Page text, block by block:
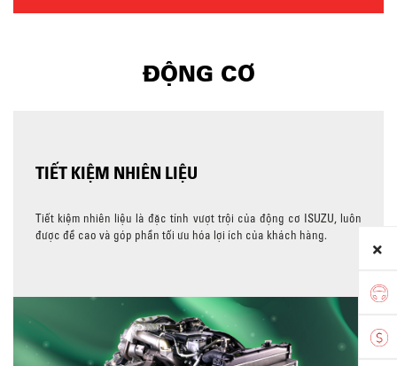
ĐỘNG CƠ
TIẾT KIỆM NHIÊN LIỆU
Tiết kiệm nhiên liệu là đặc tính vượt trội của động cơ ISUZU, luôn
được đề cao và góp phần tối ưu hóa lợi ích của khách hàng.